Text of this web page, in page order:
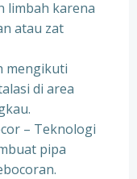
limbah karena
atau zat
mengikuti
di area
– Teknologi
pipa